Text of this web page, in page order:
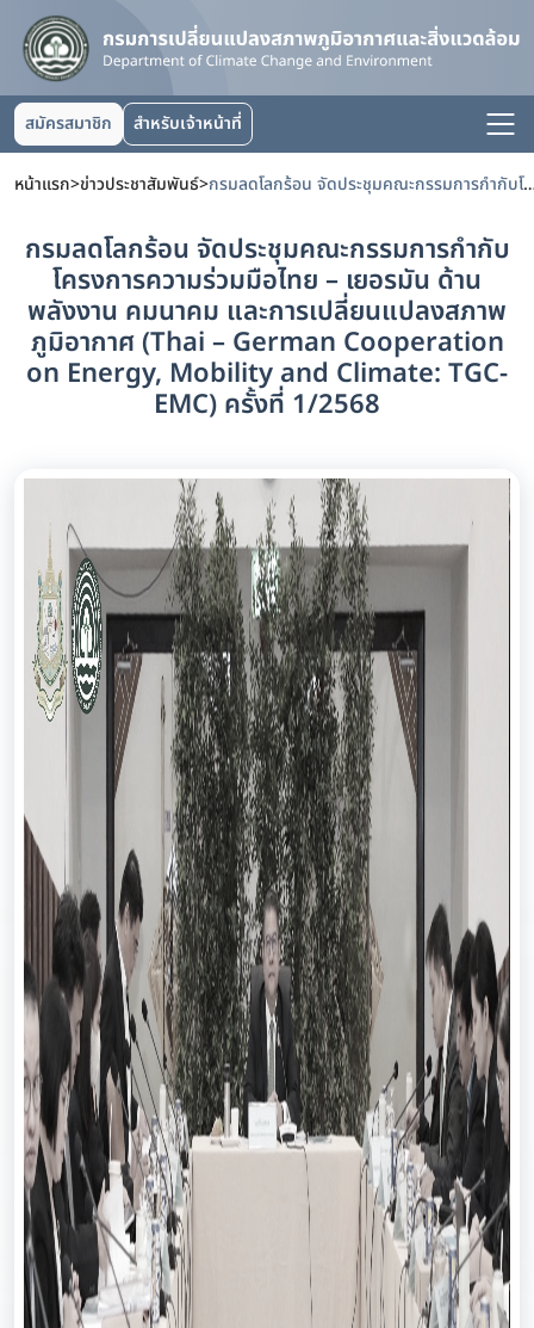
สมัครสมาชิก สำหรับเจ้าหน้าที่
หน้าแรก>ข่าวประชาสัมพันธ์> กรมลดโลกร้อน จัดประชุมคณะกรรมการกำกับโครงการความร่วมมือไทย – เยอรมัน ด้านพลังงาน คมนาคม และการเปลี่ยนแ
กรมลดโลกร้อน จัดประชุมคณะกรรมการกำกับ
โครงการความร่วมมือไทย – เยอรมัน ด้าน
พลังงาน คมนาคม และการเปลี่ยนแปลงสภาพ
ภูมิอากาศ (Thai – German Cooperation
on Energy, Mobility and Climate: TGC-
EMC) ครั้งที่ 1/2568